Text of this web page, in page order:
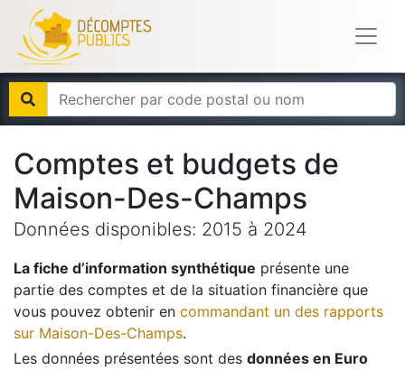
Comptes et budgets de
Maison-Des-Champs
Données disponibles: 2015 à 2024
La fiche d’information synthétique présente une
partie des comptes et de la situation financière que
vous pouvez obtenir en commandant un des rapports
sur Maison-Des-Champs.
Les données présentées sont des données en Euro